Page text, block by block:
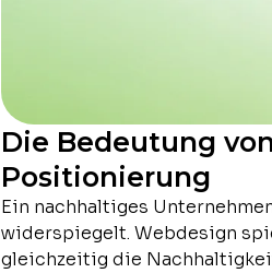
Die Bedeutung
Positionierung
Ein nachhaltiges
widerspiegelt. Webdesign
gleichzeitig die